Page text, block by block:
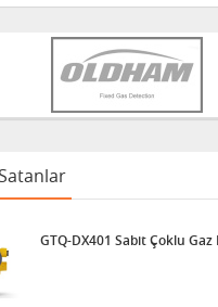
GTQ-DX401 Sabit Çoklu